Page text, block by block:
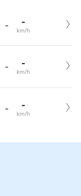
- -
km/h
- -
km/h
- -
km/h